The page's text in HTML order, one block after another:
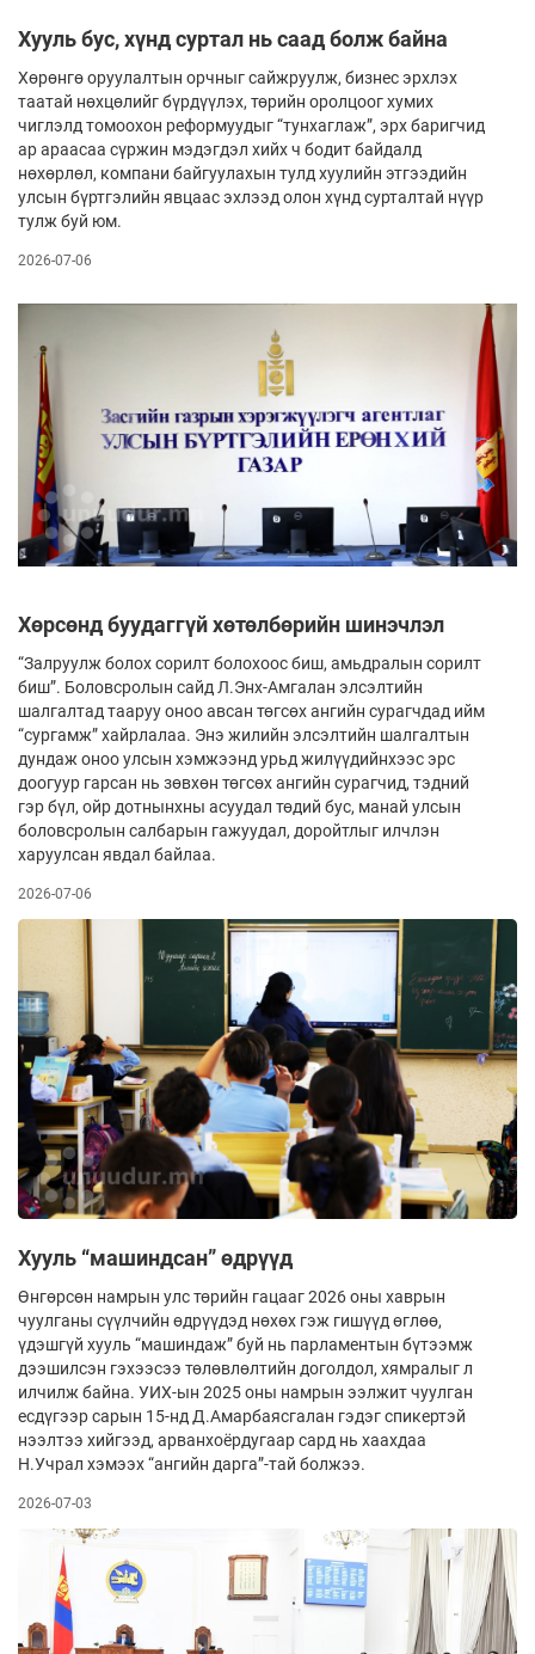
Хууль бус, хүнд суртал нь саад болж байна
Хөрөнгө оруулалтын орчныг сайжруулж, бизнес эрхлэх
таатай нөхцөлийг бүрдүүлэх, төрийн оролцоог хумих
чиглэлд томоохон ре­­формуудыг “тунхаглаж”, эрх баригчид
ар араасаа сүржин мэдэгдэл хийх ч бодит байдалд
нөхөрлөл, компани байгуулахын тулд хуулийн этгээдийн
улсын бүртгэлийн явцаас эхлээд олон хүнд сурталтай нүүр
тулж буй юм.
2026-07-06
Хөрсөнд буудаггүй хөтөлбөрийн шинэчлэл
“Залруулж болох сорилт болохоос биш, амьдралын сорилт
биш”. Боловсролын сайд Л.Энх-Амгалан элсэлтийн
шалгалтад тааруу оноо авсан төгсөх ангийн сурагчдад ийм
“сургамж” хайрлалаа. Энэ жилийн элсэлтийн шалгалтын
дундаж оноо улсын хэмжээнд урьд жилүүдийнхээс эрс
доогуур гарсан нь зөвхөн төгсөх ангийн сурагчид, тэдний
гэр бүл, ойр дотнынхны асуудал төдий бус, манай улсын
боловсролын салбарын гажуудал, доройтлыг илчлэн
харуулсан явдал байлаа.
2026-07-06
Хууль “машиндсан” өдрүүд
Өнгөрсөн намрын улс төрийн гацааг 2026 оны хаврын
чуулганы сүүлчийн өдрүүдэд нөхөх гэж гишүүд өглөө,
үдэшгүй хууль “машиндаж” буй нь парламентын бүтээмж
дээшилсэн гэхээсээ төлөвлөлтийн доголдол, хямралыг л
илчилж байна. УИХ-ын 2025 оны намрын ээлжит чуулган
есдүгээр сарын 15-нд Д.Амарбаясгалан гэдэг спикертэй
нээлтээ хийгээд, арванхоёрдугаар сард нь хаахдаа
Н.Учрал хэмээх “ангийн дарга”-тай бол­жээ.
2026-07-03